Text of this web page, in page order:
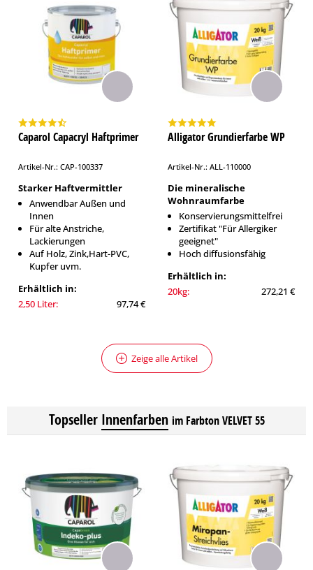
Caparol Capacryl Haftprimer
Artikel-Nr.: CAP-100337
Starker Haftvermittler
Anwendbar Außen und
Innen
Für alte Anstriche,
Lackierungen
Auf Holz, Zink,Hart-PVC,
Kupfer uvm.
Erhältlich in:
2,50 Liter:
97,74 €
Alligator Grundierfarbe WP
Artikel-Nr.: ALL-110000
Die mineralische
Wohnraumfarbe
Konservierungsmittelfrei
Zertifikat "Für Allergiker
geeignet"
Hoch diffusionsfähig
Erhältlich in:
20kg:
272,21 €
Zeige alle Artikel
Topseller Innenfarben im Farbton VELVET 55